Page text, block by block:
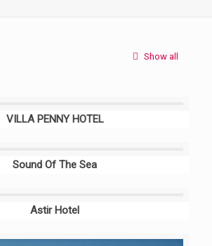
Show all
VILLA PENNY HOTEL
Sound Of The Sea
Astir Hotel